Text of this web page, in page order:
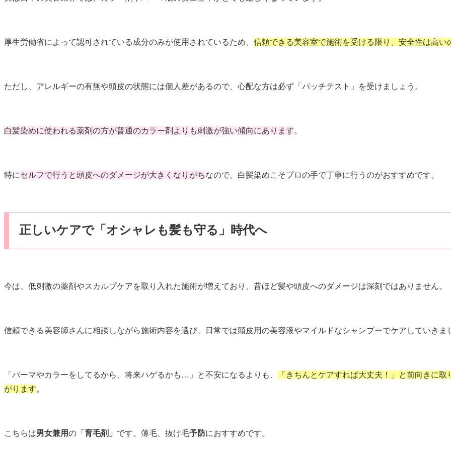
厚生労働省によって認可されている成分のみが使用されているため、 信頼できる美容室で施術を受ける限り、安全性は高い
ただし、アレルギーの有無や頭皮の状態には個人差があるので、心配な方は必ず「パッチテスト」を受けましょう。
白髪染めに使われる薬剤の方が普通のカラー剤よりも刺激が強い傾向にあります。
特にセルフで行うと頭皮へのダメージが大きくなりがちなので、白髪染めこそプロの手で丁寧に行うのがおすすめです。
正しいケアで「オシャレも髪も守る」時代へ
今は、低刺激の薬剤やスカルプケアを取り入れた施術が増えており、昔ほど髪や頭皮へのダメージは深刻ではありません。
信頼できる美容師さんに相談しながら施術内容を選び、日常では頭皮用の美容液やマイルドなシャンプーでケアしていきま
「パーマやカラーをしてるから、将来ハゲるかも…」と不安になるよりも、
「きちんとケアすれば大丈夫！」と前向きに
がります。
こちらは男女兼用の「 育毛剤」 です。薄毛、抜け毛予防におすすめです。